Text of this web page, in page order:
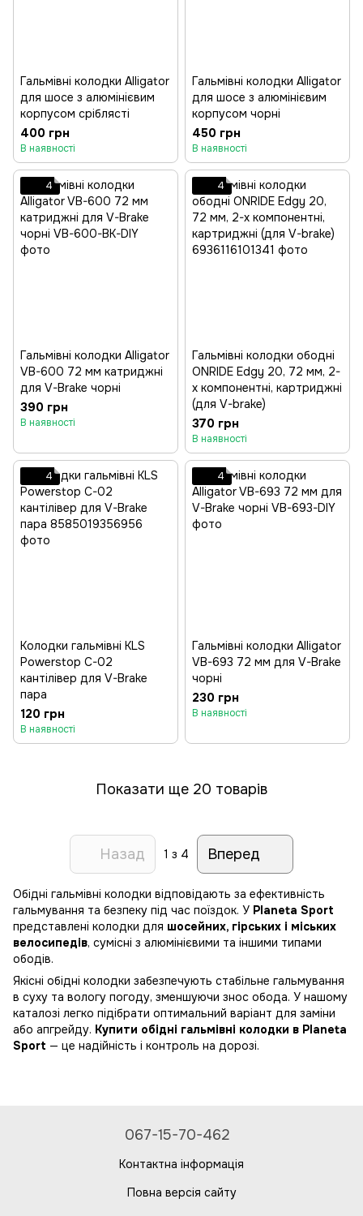
Гальмівні колодки Alligator
для шосе з алюмінієвим
корпусом сріблясті
400 грн
В наявності
Гальмівні колодки Alligator
для шосе з алюмінієвим
корпусом чорні
450 грн
В наявності
4
Гальмівні колодки Alligator
VB-600 72 мм катриджні
для V-Brake чорні
390 грн
В наявності
4
Гальмівні колодки ободні
ONRIDE Edgy 20, 72 мм, 2-
х компонентні, картриджні
(для V-brake)
370 грн
В наявності
4
Колодки гальмівні KLS
Powerstop C-02
кантілівер для V-Brake
пара
120 грн
В наявності
4
Гальмівні колодки Alligator
VB-693 72 мм для V-Brake
чорні
230 грн
В наявності
Показати ще 20 товарів
Назад 1 з 4 Вперед
Обідні гальмівні колодки відповідають за ефективність
гальмування та безпеку під час поїздок. У Planeta Sport
представлені колодки для шосейних, гірських і міських
велосипедів, сумісні з алюмінієвими та іншими типами
ободів.
Якісні обідні колодки забезпечують стабільне гальмування
в суху та вологу погоду, зменшуючи знос обода. У нашому
каталозі легко підібрати оптимальний варіант для заміни
або апгрейду. Купити обідні гальмівні колодки в Planeta
Sport — це надійність і контроль на дорозі.
067-15-70-462
Контактна інформація
Повна версія сайту